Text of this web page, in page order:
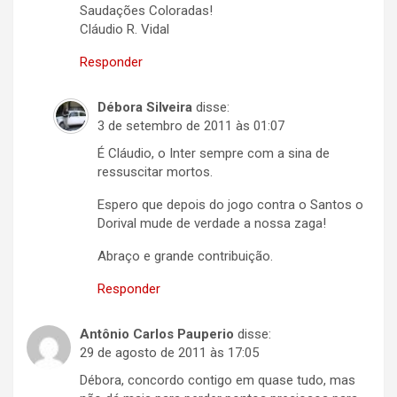
Saudações Coloradas!
Cláudio R. Vidal
Responder
Débora Silveira disse:
3 de setembro de 2011 às 01:07
É Cláudio, o Inter sempre com a sina de
ressuscitar mortos.
Espero que depois do jogo contra o Santos o
Dorival mude de verdade a nossa zaga!
Abraço e grande contribuição.
Responder
Antônio Carlos Pauperio disse:
29 de agosto de 2011 às 17:05
Débora, concordo contigo em quase tudo, mas